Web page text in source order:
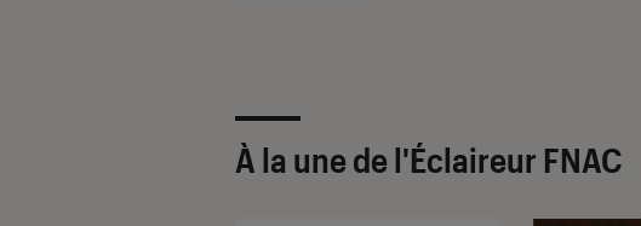
À la une de l'Éclaireur FNAC